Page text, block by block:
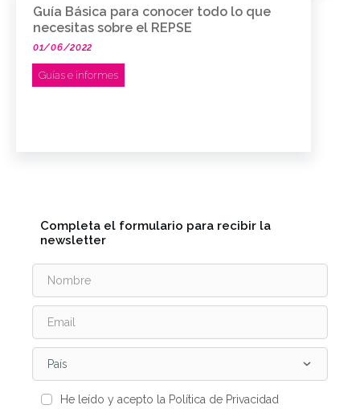
Guía Básica para conocer todo lo que
necesitas sobre el REPSE
01/06/2022
Guías e informes
Completa el formulario para recibir la
newsletter
País
He leído y acepto la Política de Privacidad